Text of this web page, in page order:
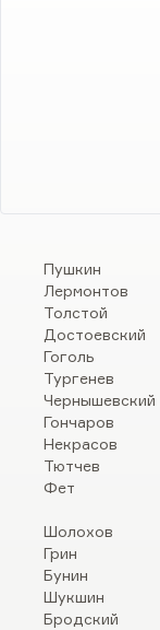
Пушкин
Лермонтов
Толстой
Достоевский
Гоголь
Тургенев
Чернышевский
Гончаров
Некрасов
Тютчев
Фет
Шолохов
Грин
Бунин
Шукшин
Бродский